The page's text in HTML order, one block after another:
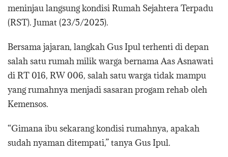
meninjau langsung kondisi Rumah Sejahtera Terpadu
(RST). Jumat (23/5/2025).
Bersama jajaran, langkah Gus Ipul terhenti di depan
salah satu rumah milik warga bernama Aas Asnawati
di RT 016, RW 006, salah satu warga tidak mampu
yang rumahnya menjadi sasaran progam rehab oleh
Kemensos.
“Gimana ibu sekarang kondisi rumahnya, apakah
sudah nyaman ditempati,” tanya Gus Ipul.